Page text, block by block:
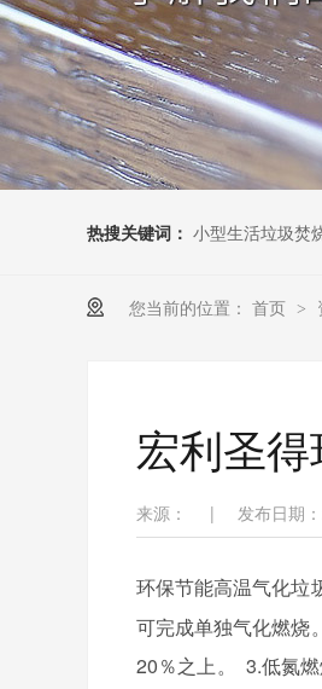
热搜关键词： 小型生活垃圾焚
您当前的位置： 首页 >
宏利圣
来源： | 发布日期
环保节能高温气化垃
可完成单独气化燃烧
20％之上。 3.低氮